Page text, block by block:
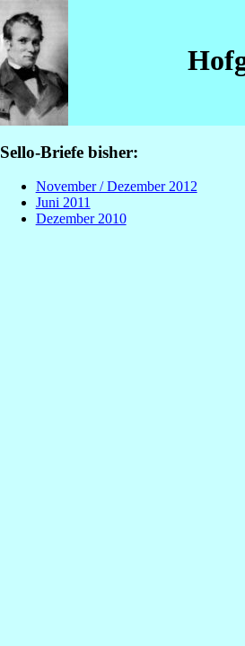
Sello-Briefe bisher:
November / Dezember 2012
Juni 2011
Dezember 2010